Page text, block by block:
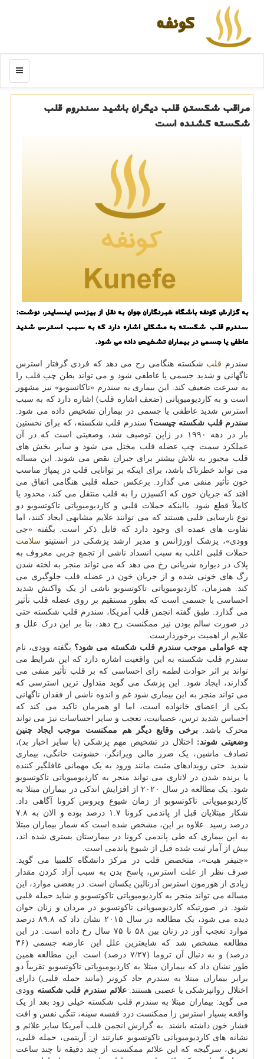
كونفه
منو
مراقب شكستن قلب دیگران باشید سندروم قلب
شكسته كشنده است
به گزارش کونفه باشگاه خبرنگاران جوان به نقل از بیزنس اینسایدر، نوشت:
سندرم قلب شکسته به مشکلی اشاره دارد که به سبب استرس شدید
عاطفی یا جسمی در بیماران تشخیص داده می شود.
سندرم قلب شکسته هنگامی رخ می دهد که فردی گرفتار استرس
ناگهانی و شدید جسمی یا عاطفی شود و می تواند بطن چپ قلب را
به سرعت ضعیف کند. این بیماری به سندرم «تاکاتسوبو» نیز مشهور
است و به کاردیومیوپاتی (ضعف اشاره قلب) اشاره دارد که به سبب
استرس شدید عاطفی یا جسمی در بیماران تشخیص داده می شود.
سندرم قلب شکسته چیست؟ سندرم قلب شکسته، که برای نخستین
بار در دهه ۱۹۹۰ در ژاپن توصیف شد، وضعیتی است که در آن
عملکرد سمت چپ عضله قلب مختل می شود و سایر بخش های
قلب مجبور به تلاش بیشتر برای جبران نقص می شوند. این مساله
می تواند خطرناک باشد، برای اینکه بر توانایی قلب در پمپاژ مناسب
خون تأثیر منفی می گذارد. برعکس حمله قلبی هنگامی اتفاق می
افتد که جریان خون که اکسیژن را به قلب منتقل می کند، محدود یا
کاملاً قطع شود. بااینکه حملات قلبی و کاردیومیوپاتی تاکوتسوبو دو
نوع نارسایی قلبی هستند که می توانند علایم مشابهی ایجاد کنند، اما
تفاوت های عمده ای وجود دارد که قابل ذکر است. بگفته «جی
وودی»، پزشک اورژانس و مدیر ارشد پزشکی در انستیتو سلامت
حملات قلبی اغلب به سبب انسداد ناشی از تجمع چربی معروف به
پلاک در دیواره شریانی رخ می دهد که می تواند منجر به لخته شدن
رگ های خونی شده و از جریان خون در عضله قلب جلوگیری می
کند. همزمان، کاردیومیوپاتی تاکوتسوبو ناشی از یک واکنش شدید
احساسی یا جسمی است که بطور مستقیم بر روی عضله قلب تأثیر
می گذارد. طبق گفته انجمن قلب آمریکا، سندرم قلب شکسته حتی
در صورت سالم بودن نیز ممکنست رخ دهد، بنا بر این درک علل و
علایم از اهمیت برخوردارست.
چه عواملی موجب سندرم قلب شکسته می شود؟ بگفته وودی، نام
سندرم قلب شکسته به این واقعیت اشاره دارد که این شرایط می
تواند بر اثر حوادث لطمه زای احساسی که بر قلب تأثیر منفی می
گذارند، ایجاد شود. این پزشک می گوید متداول ترین استرسی که
می تواند منجر به این بیماری شود غم و اندوه ناشی از فقدان ناگهانی
یکی از اعضای خانواده است، اما او همزمان تاکید می کند که
احساس شدید ترس، عصبانیت، تعجب و سایر احساسات نیز می تواند
محرک باشد.برخی وقایع دیگر هم ممکنست موجب ایجاد چنین
وضعیتی شوند: اختلال در تشخیص مهم پزشکی (یا سایر اخبار بد)،
تصادف ماشین، یک ضرر مالی ویرانگر، خشونت خانگی، بیماری
شدید. حتی رویدادهای مثبت مانند ورود به یک مهمانی غافلگیر کننده
یا برنده شدن در لاتاری می تواند منجر به کاردیومیوپاتی تاکوتسوبو
شود. یک مطالعه در سال ۲۰۲۰ از افزایش اندکی در بیماران مبتلا به
کاردیومیوپاتی تاکوتسوبو از زمان شیوع ویروس کرونا آگاهی داد.
شکار مبتلایان قبل از پاندمی کرونا ۱.۷ درصد بوده و الان به ۷.۸
درصد رسید. علاوه بر این، مشخص شده است که شمار بیماران مبتلا
به این بیماری که طی پاندمی کرونا در بیمارستان بستری شده اند،
بیش از آمار ثبت شده قبل از شیوع پاندمی است.
«جنیفر هیت»، متخصص قلب در مرکز دانشگاه کلمبیا می گوید:
صرف نظر از علت استرس، پاسخ بدن به سبب آزاد کردن مقدار
زیادی از هورمون استرس آدرنالین یکسان است. در بعضی موارد، این
مساله می تواند منجر به کاردیومیوپاتی تاکوتسوبو و شاید حمله قلبی
شود. در صورتیکه کاردیومیوپاتی تاکوتسوبو در مردان و زنان جوان
دیده می شود، یک مطالعه در سال ۲۰۱۵ نشان داد که ۸۹.۸ درصد
موارد تعجب آور در زنان بین ۵۸ تا ۷۵ سال رخ داده است. در این
مطالعه مشخص شد که شایعترین علل این عارضه جسمی (۳۶
درصد) و به دنبال آن تروما (۷/۲۷ درصد) است. این مطالعه همین
طور نشان داد که بیماران مبتلا به کاردیومیوپاتی تاکوتسوبو تقریباً دو
برابر بیماران مبتلا به سندرم حاد کرونر (مانند حمله قلبی) دارای
اختلال روانپزشکی یا عصبی هستند.علائم سندرم قلب شکسته وودی
می گوید: بیماران مبتلا به سندرم قلب شکسته خیلی زود بعد از یک
واقعه بسیار استرس زا ممکنست درد قفسه سینه، تنگی نفس و افت
فشار خون داشته باشند. به گزارش انجمن قلب آمریکا سایر علائم و
نشانه های کاردیومیوپاتی تاکوتسوبو عبارتند از: آریتمی، حمله قلبی،
تعریق، سرگیجه که این علائم ممکنست از چند دقیقه تا چند ساعت